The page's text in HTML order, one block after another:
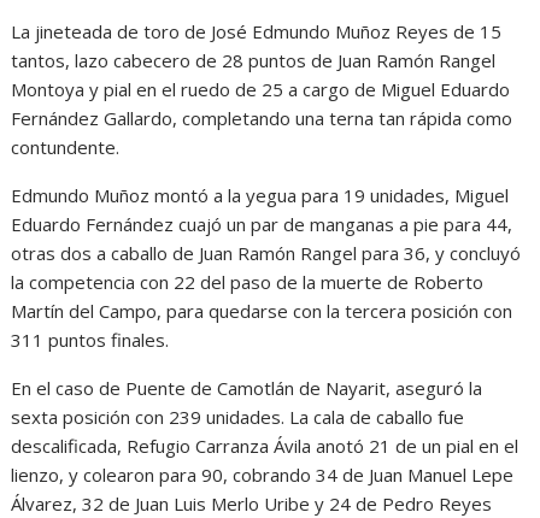
La jineteada de toro de José Edmundo Muñoz Reyes de 15
tantos, lazo cabecero de 28 puntos de Juan Ramón Rangel
Montoya y pial en el ruedo de 25 a cargo de Miguel Eduardo
Fernández Gallardo, completando una terna tan rápida como
contundente.
Edmundo Muñoz montó a la yegua para 19 unidades, Miguel
Eduardo Fernández cuajó un par de manganas a pie para 44,
otras dos a caballo de Juan Ramón Rangel para 36, y concluyó
la competencia con 22 del paso de la muerte de Roberto
Martín del Campo, para quedarse con la tercera posición con
311 puntos finales.
En el caso de Puente de Camotlán de Nayarit, aseguró la
sexta posición con 239 unidades. La cala de caballo fue
descalificada, Refugio Carranza Ávila anotó 21 de un pial en el
lienzo, y colearon para 90, cobrando 34 de Juan Manuel Lepe
Álvarez, 32 de Juan Luis Merlo Uribe y 24 de Pedro Reyes